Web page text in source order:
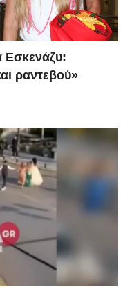
Εσκενάζυ:
ραντεβού»